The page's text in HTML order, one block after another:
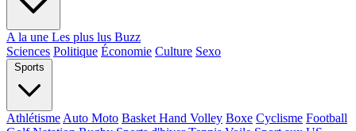
A la une Les plus lus Buzz
Sciences Politique Économie Culture Sexo
Sports
Athlétisme Auto Moto Basket Hand Volley Boxe Cyclisme Football